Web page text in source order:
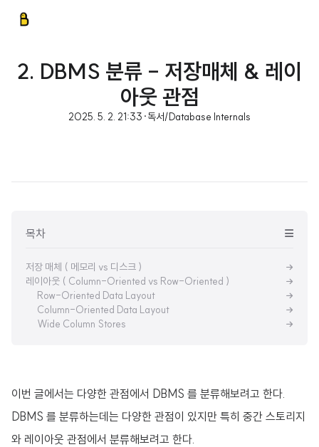
2. DBMS 분류 - 저장매체 & 레이
아웃 관점
2025. 5. 2. 21:33 ·독서/Database Internals
목차
저장 매체 ( 메모리 vs 디스크 )
레이아웃 ( Column-Oriented vs Row-Oriented )
Row-Oriented Data Layout
Column-Oriented Data Layout
Wide Column Stores
이번 글에서는 다양한 관점에서 DBMS 를 분류해보려고 한다.
DBMS 를 분류하는데는 다양한 관점이 있지만 특히 중간 스토리지
와 레이아웃 관점에서 분류해보려고 한다.